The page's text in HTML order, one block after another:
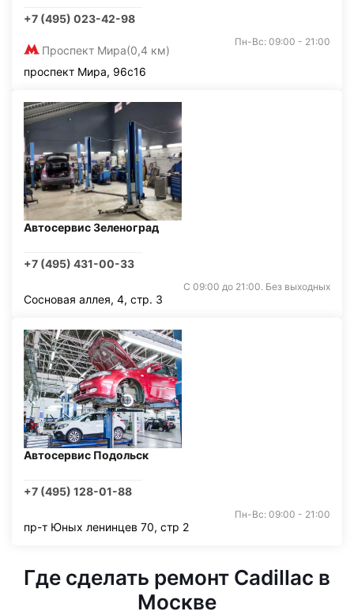
+7 (495) 023-42-98
Проспект Мира(0,4 км)
Пн-Вс: 09:00 - 21:00
проспект Мира, 96с16
Автосервис Зеленоград
+7 (495) 431-00-33
С 09:00 до 21:00. Без выходных
Сосновая аллея, 4, стр. 3
Автосервис Подольск
+7 (495) 128-01-88
Пн-Вс: 09:00 - 21:00
пр-т Юных ленинцев 70, стр 2
Где сделать ремонт Cadillac в
Москве